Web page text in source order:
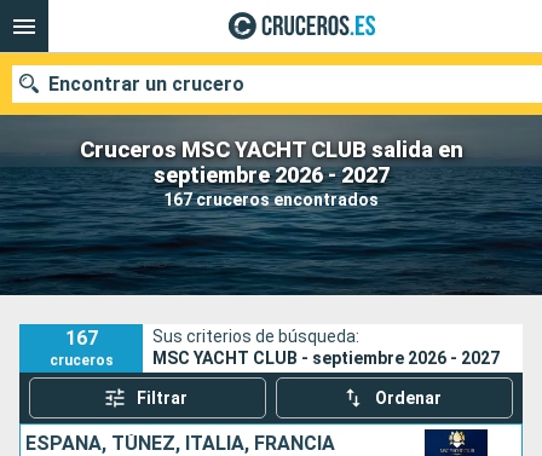
Cruceros MSC YACHT CLUB salida en
septiembre 2026 - 2027
167 cruceros encontrados
Encontrar un crucero
Nuestros destinos
Fecha de salida
Puertos
Buscar
167
cruceros
Sus criterios de búsqueda:
MSC YACHT CLUB - septiembre 2026 - 2027
Filtrar Ordenar
ESPAÑA, TÚNEZ, ITALIA, FRANCIA